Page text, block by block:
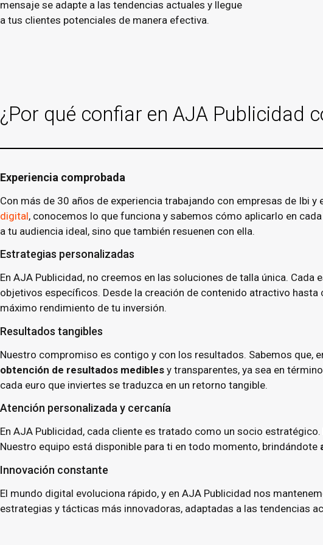
mensaje se adapte a las tendencias actuales y llegue
a tus clientes potenciales de manera efectiva.
¿Por qué confiar en AJA Publicidad
Experiencia comprobada
Con más de 30 años de experiencia trabajando con empresas de Ibi
digital, conocemos lo que funciona y sabemos cómo aplicarlo en
a tu audiencia ideal, sino que también resuenen con ella.
Estrategias personalizadas
En AJA Publicidad, no creemos en las soluciones de talla única. Cada
objetivos específicos. Desde la creación de contenido atractivo
máximo rendimiento de tu inversión.
Resultados tangibles
Nuestro compromiso es contigo y con los resultados. Sabemos que,
obtención de resultados medibles y transparentes, ya sea en
cada euro que inviertes se traduzca en un retorno tangible.
Atención personalizada y cercanía
En AJA Publicidad, cada cliente es tratado como un socio
Nuestro equipo está disponible para ti en todo momento, brindándote
Innovación constante
El mundo digital evoluciona rápido, y en AJA Publicidad nos
estrategias y tácticas más innovadoras, adaptadas a las tendencias